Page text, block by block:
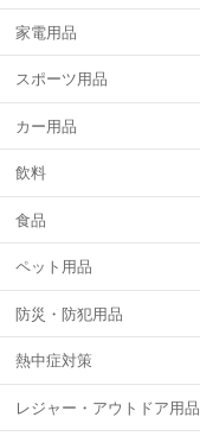
家電用品
スポーツ用品
カー用品
飲料
食品
ペット用品
防災・防犯用品
熱中症対策
レジャー・アウトドア用品